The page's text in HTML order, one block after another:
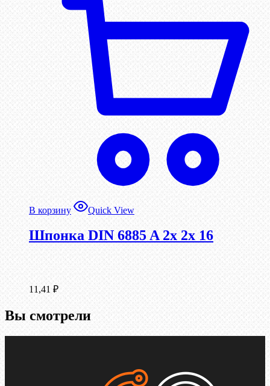
В корзину Quick View
Шпонка DIN 6885 A 2x 2x 16
11,41 ₽
Вы смотрели